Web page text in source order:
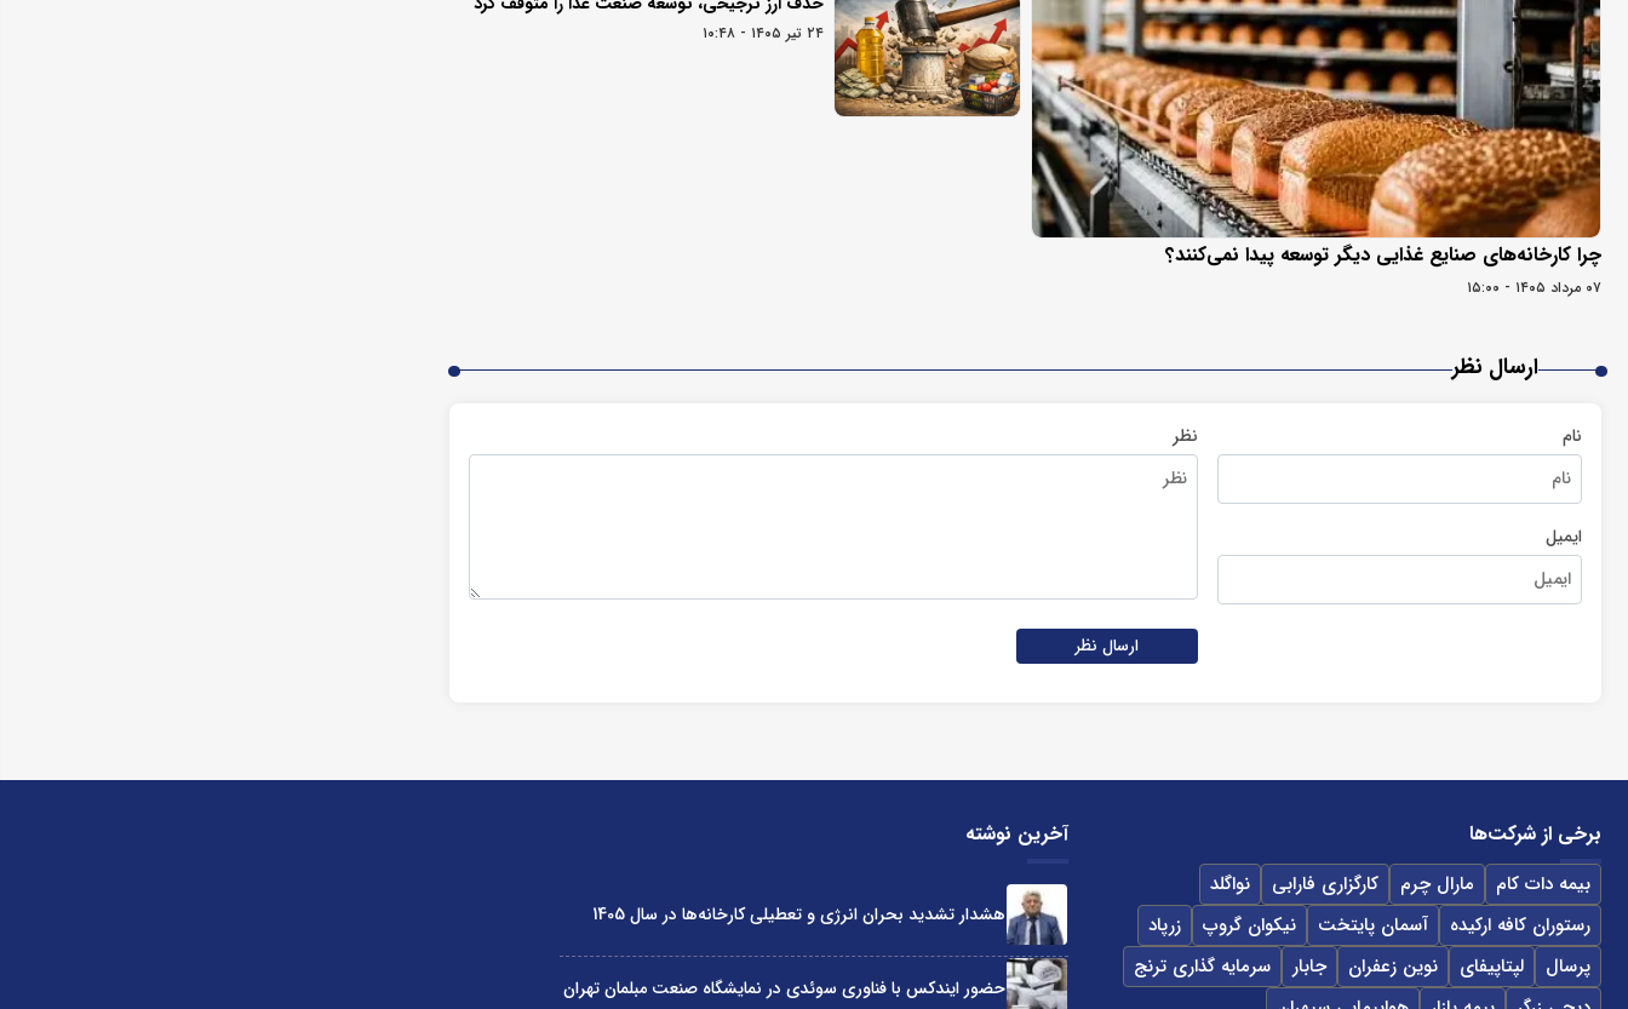
چرا کارخانه‌های صنایع غذایی دیگر توسعه پیدا نمی‌کنند؟
۰۷ مرداد ۱۴۰۵ - ۱۵:۰۰
۲۴ تیر ۱۴۰۵ - ۱۰:۴۸
ارسال نظر
نام
ایمیل
نظر
ارسال نظر
برخی از شرکت‌ها
بیمه دات کام مارال چرم کارگزاری فارابی
نواگلد
رستوران کافه ارکیده
آسمان پایتخت نیکوان گروپ
زرپاد
پرسال
لپتاپیفای نوین زعفران جابار
سرمایه گذاری ترنج
آخرین نوشته
هشدار تشدید بحران انرژی و تعطیلی کارخانه‌ها در سال 1405
حضور ایندکس با فناوری سوئدی در نمایشگاه صنعت مبلمان تهران